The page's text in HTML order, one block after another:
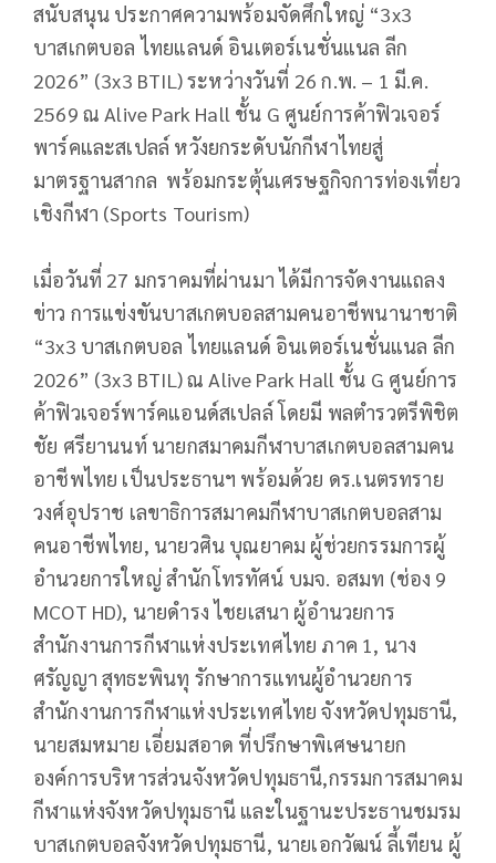
สนับสนุน ประกาศความพร้อมจัดศึกใหญ่ “3x3
บาสเกตบอล ไทยแลนด์ อินเตอร์เนชั่นแนล ลีก
2026” (3x3 BTIL) ระหว่างวันที่ 26 ก.พ. – 1 มี.ค.
2569 ณ Alive Park Hall ชั้น G ศูนย์การค้าฟิวเจอร์
พาร์คและสเปลล์ หวังยกระดับนักกีฬาไทยสู่
มาตรฐานสากล พร้อมกระตุ้นเศรษฐกิจการท่องเที่ยว
เชิงกีฬา (Sports Tourism)
เมื่อวันที่ 27 มกราคมที่ผ่านมา ได้มีการจัดงานแถลง
ข่าว การแข่งขันบาสเกตบอลสามคนอาชีพนานาชาติ
“3x3 บาสเกตบอล ไทยแลนด์ อินเตอร์เนชั่นแนล ลีก
2026” (3x3 BTIL) ณ Alive Park Hall ชั้น G ศูนย์การ
ค้าฟิวเจอร์พาร์คแอนด์สเปลล์ โดยมี พลตำรวตรีพิชิต
ชัย ศรียานนท์ นายกสมาคมกีฬาบาสเกตบอลสามคน
อาชีพไทย เป็นประธานฯ พร้อมด้วย ดร.เนตรทราย
วงศ์อุปราช เลขาธิการสมาคมกีฬาบาสเกต​บอลสาม
คนอาชีพไทย, นายวศิน บุณยาคม ผู้ช่วยกรรมการผู้
อำนวยการใหญ่ สำนักโทรทัศน์ บมจ. อสมท (ช่อง 9
MCOT HD), นายดำรง ไชยเสนา ผู้อำนวยการ
สำนักงานการกีฬาแห่งประเทศ​ไทย ภาค 1, นาง
ศรัญญา สุทธะพินทุ รักษาการแทนผู้อํานวยการ
สำนักงานการกีฬาแห่งประเทศ​ไทย จังหวัดปทุมธานี,
นายสมหมาย เอี่ยมสอาด ที่ปรึกษาพิเศษนายก
องค์การบริหารส่วนจังหวัดปทุมธานี,กรรมการสมาคม
กีฬาแห่งจังหวัดปทุมธานี และในฐานะประธานชมรม
บาสเกตบอลจังหวัดปทุมธานี, นายเอกวัฒน์ ลี้เทียน ผู้